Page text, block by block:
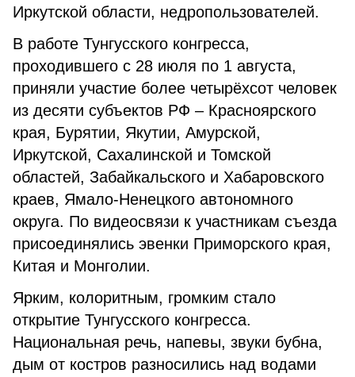
Иркутской области, недропользователей.
В работе Тунгусского конгресса,
проходившего с 28 июля по 1 августа,
приняли участие более четырёхсот человек
из десяти субъектов РФ – Красноярского
края, Бурятии, Якутии, Амурской,
Иркутской, Сахалинской и Томской
областей, Забайкальского и Хабаровского
краев, Ямало-Ненецкого автономного
округа. По видеосвязи к участникам съезда
присоединялись эвенки Приморского края,
Китая и Монголии.
Ярким, колоритным, громким стало
открытие Тунгусского конгресса.
Национальная речь, напевы, звуки бубна,
дым от костров разносились над водами